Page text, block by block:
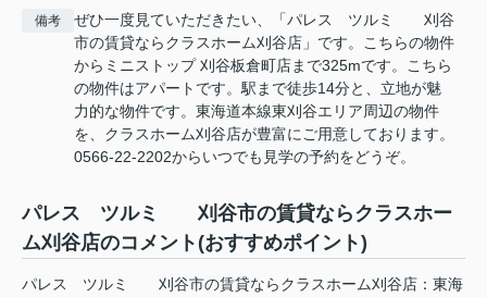
備考
ぜひ一度見ていただきたい、「パレス ツルミ 刈谷
市の賃貸ならクラスホーム刈谷店」です。こちらの物件
からミニストップ 刈谷板倉町店まで325mです。こちら
の物件はアパートです。駅まで徒歩14分と、立地が魅
力的な物件です。東海道本線東刈谷エリア周辺の物件
を、クラスホーム刈谷店が豊富にご用意しております。
0566-22-2202からいつでも見学の予約をどうぞ。
パレス ツルミ 刈谷市の賃貸ならクラスホー
ム刈谷店のコメント(おすすめポイント)
パレス ツルミ 刈谷市の賃貸ならクラスホーム刈谷店：東海